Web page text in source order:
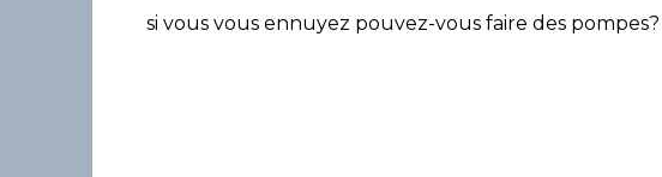
si vous vous ennuyez pouvez-vous faire des pompes?